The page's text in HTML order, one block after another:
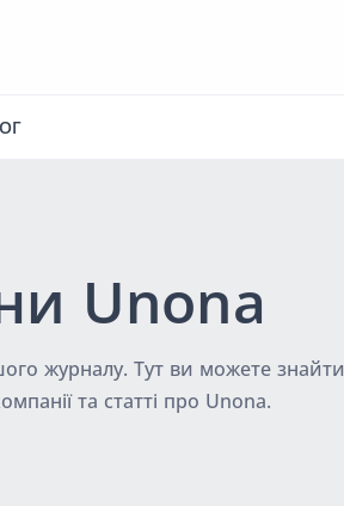
Unona
журналу. Тут ви можете знайти
та статті про Unona.